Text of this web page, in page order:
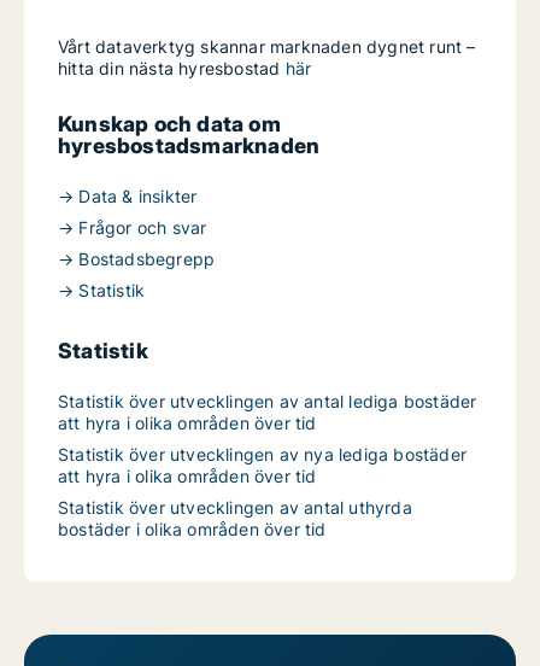
Vårt dataverktyg skannar marknaden dygnet runt –
hitta din nästa hyresbostad här
Kunskap och data om
hyresbostadsmarknaden
→ Data & insikter
→ Frågor och svar
→ Bostadsbegrepp
→ Statistik
Statistik
Statistik över utvecklingen av antal lediga bostäder
att hyra i olika områden över tid
Statistik över utvecklingen av nya lediga bostäder
att hyra i olika områden över tid
Statistik över utvecklingen av antal uthyrda
bostäder i olika områden över tid